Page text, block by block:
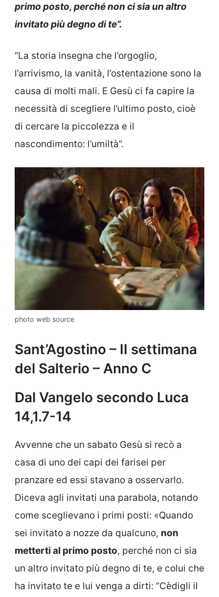
primo posto, perché non ci sia un altro
invitato più degno di te”.
“La storia insegna che l’orgoglio,
l’arrivismo, la vanità, l’ostentazione sono la
causa di molti mali. E Gesù ci fa capire la
necessità di scegliere l’ultimo posto, cioè
di cercare la piccolezza e il
nascondimento: l’umiltà”.
photo web source
Sant’Agostino – II settimana
del Salterio – Anno C
Dal Vangelo secondo Luca
14,1.7-14
Avvenne che un sabato Gesù si recò a
casa di uno dei capi dei farisei per
pranzare ed essi stavano a osservarlo.
Diceva agli invitati una parabola, notando
come sceglievano i primi posti: «Quando
sei invitato a nozze da qualcuno, non
metterti al primo posto, perché non ci sia
un altro invitato più degno di te, e colui che
ha invitato te e lui venga a dirti: “Cèdigli il